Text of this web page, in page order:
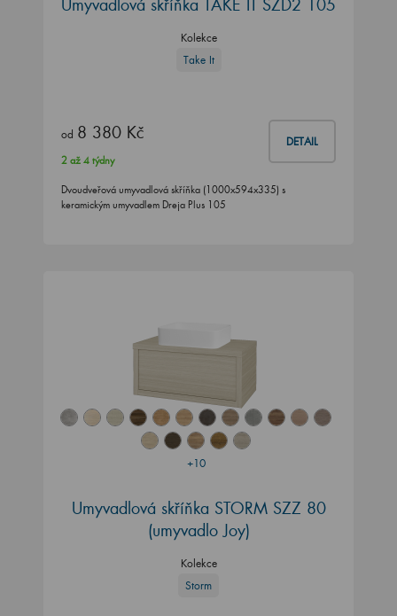
Umyvadlová skříňka TAKE IT SZD2 105
Kolekce
Take It
od 8 380 Kč DETAIL
2 až 4 týdny
Dvoudveřová umyvadlová skříňka (1000x594x335) s
keramickým umyvadlem Dreja Plus 105
+10
Umyvadlová skříňka STORM SZZ 80
(umyvadlo Joy)
Kolekce
Storm